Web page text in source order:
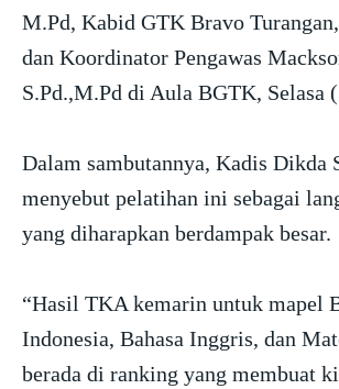
M.Pd, Kabid GTK Bravo
dan Koordinator Pengawas
S.Pd.,M.Pd di Aula BGTK, Selasa
Dalam sambutannya, Kadis Dikda
menyebut pelatihan ini sebagai
yang diharapkan berdampak besar.
“Hasil TKA kemarin untuk mapel
Indonesia, Bahasa Inggris, dan
berada di ranking yang membuat